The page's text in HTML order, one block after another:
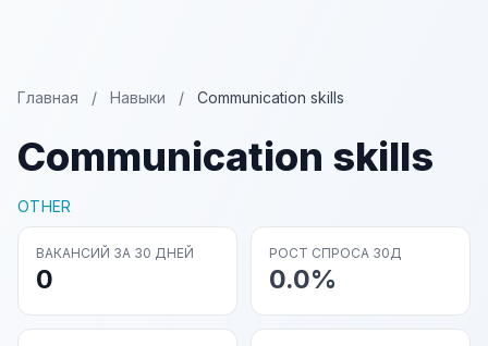
Главная / Навыки / Communication skills
Communication skills
OTHER
ВАКАНСИЙ ЗА 30 ДНЕЙ
0
РОСТ СПРОСА 30Д
0.0%